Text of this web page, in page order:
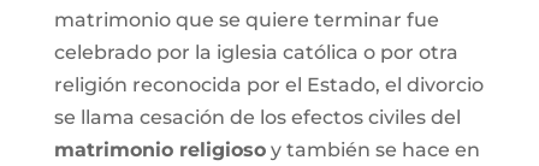
matrimonio que se quiere terminar fue
celebrado por la iglesia católica o por otra
religión reconocida por el Estado, el divorcio
se llama cesación de los efectos civiles del
matrimonio religiosoy también se hace en